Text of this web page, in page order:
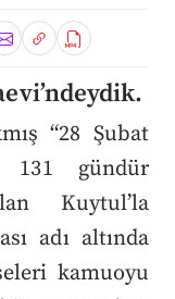
“28 Şubat
131 gündür
Kuytul’la
adı altında
kamuoyu